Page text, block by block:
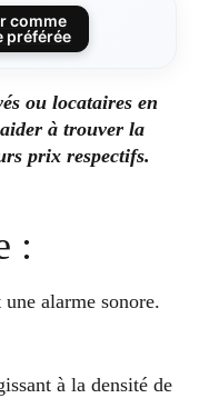
comme
préférée
ou locataires en
aider à trouver la
prix respectifs.
:
alarme sonore.
à la densité de